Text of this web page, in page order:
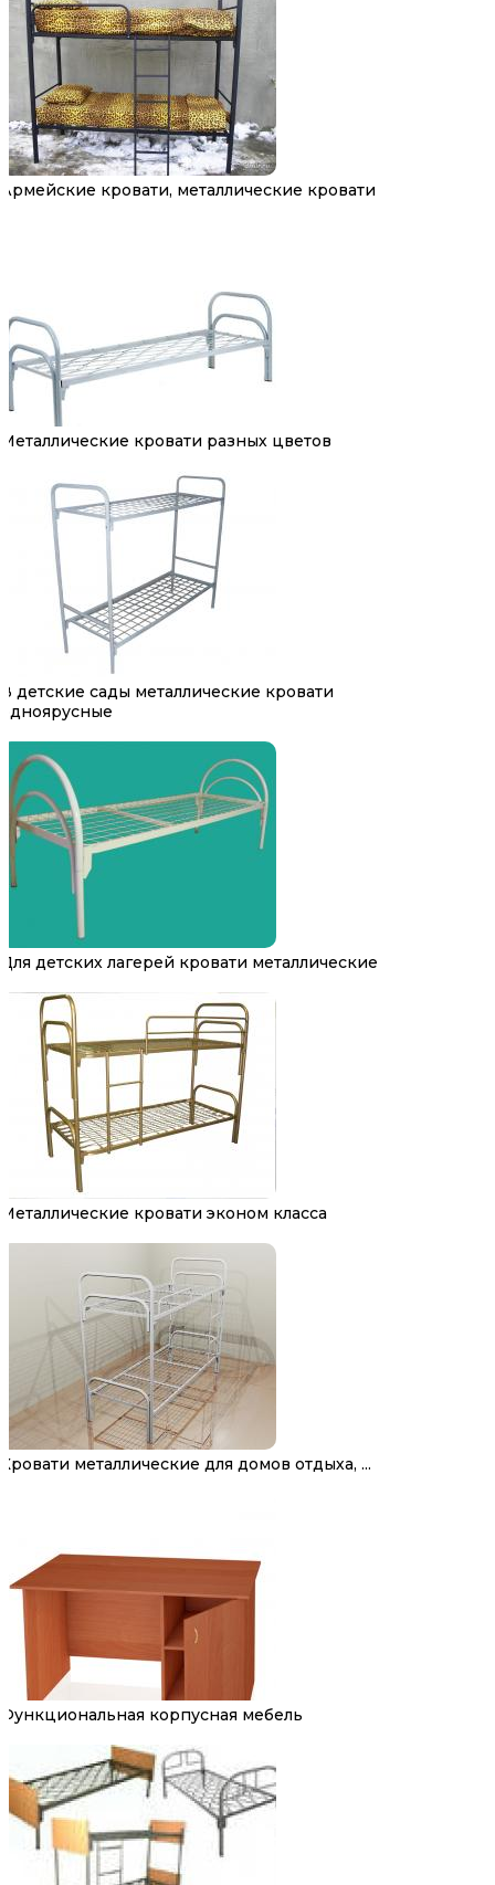
Армейские кровати, металлические кровати
Металлические кровати разных цветов
В детские сады металлические кровати
одноярусные
Для детских лагерей кровати металлические
Металлические кровати эконом класса
Кровати металлические для домов отдыха, ...
Функциональная корпусная мебель